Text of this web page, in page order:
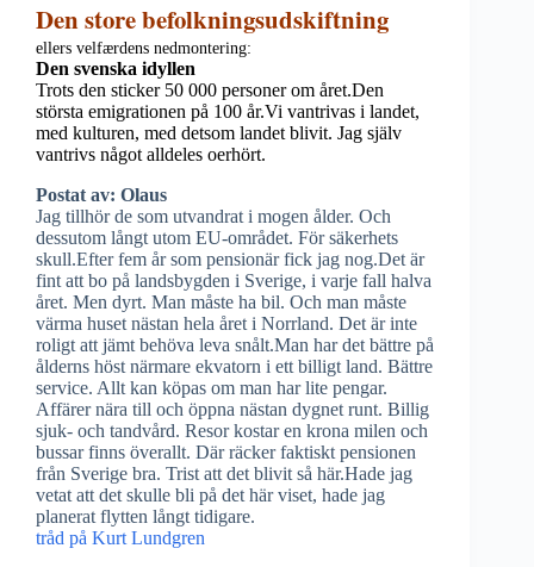
Den store befolkningsudskiftning
ellers velfærdens nedmontering:
Den svenska idyllen
Trots den sticker 50 000 personer om året.Den
största emigrationen på 100 år.Vi vantrivas i landet,
med kulturen, med detsom landet blivit. Jag själv
vantrivs något alldeles oerhört.
Postat av: Olaus
Jag tillhör de som utvandrat i mogen ålder. Och
dessutom långt utom EU-området. För säkerhets
skull.Efter fem år som pensionär fick jag nog.Det är
fint att bo på landsbygden i Sverige, i varje fall halva
året. Men dyrt. Man måste ha bil. Och man måste
värma huset nästan hela året i Norrland. Det är inte
roligt att jämt behöva leva snålt.Man har det bättre på
ålderns höst närmare ekvatorn i ett billigt land. Bättre
service. Allt kan köpas om man har lite pengar.
Affärer nära till och öppna nästan dygnet runt. Billig
sjuk- och tandvård. Resor kostar en krona milen och
bussar finns överallt. Där räcker faktiskt pensionen
från Sverige bra. Trist att det blivit så här.Hade jag
vetat att det skulle bli på det här viset, hade jag
planerat flytten långt tidigare.
tråd på Kurt Lundgren